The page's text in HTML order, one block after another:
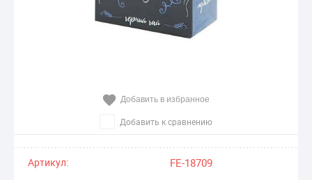
Добавить в избранное
Добавить к сравнению
Артикул: FE-18709